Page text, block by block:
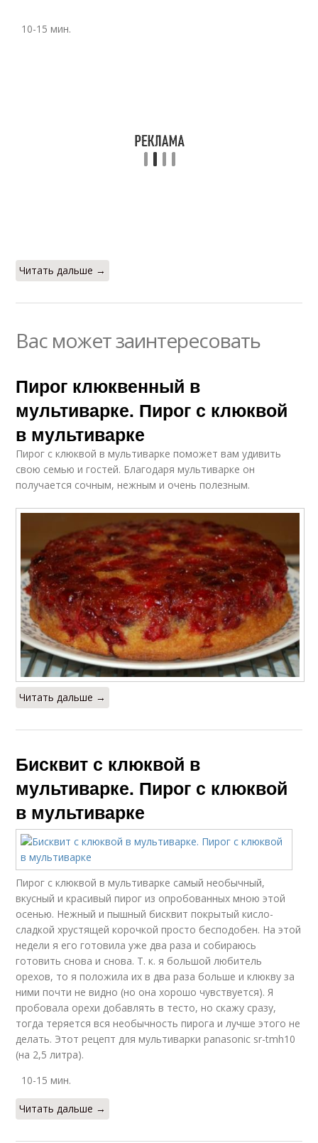
10-15 мин.
Читать дальше →
Вас может заинтересовать
Пирог клюквенный в
мультиварке. Пирог с клюквой
в мультиварке
Пирог с клюквой в мультиварке поможет вам удивить
свою семью и гостей. Благодаря мультиварке он
получается сочным, нежным и очень полезным.
Читать дальше →
Бисквит с клюквой в
мультиварке. Пирог с клюквой
в мультиварке
Пирог с клюквой в мультиварке самый необычный,
вкусный и красивый пирог из опробованных мною этой
осенью. Нежный и пышный бисквит покрытый кисло-
сладкой хрустящей корочкой просто бесподобен. На этой
недели я его готовила уже два раза и собираюсь
готовить снова и снова. Т. к. я большой любитель
орехов, то я положила их в два раза больше и клюкву за
ними почти не видно (но она хорошо чувствуется). Я
пробовала орехи добавлять в тесто, но скажу сразу,
тогда теряется вся необычность пирога и лучше этого не
делать. Этот рецепт для мультиварки panasonic sr-tmh10
(на 2,5 литра).
10-15 мин.
Читать дальше →